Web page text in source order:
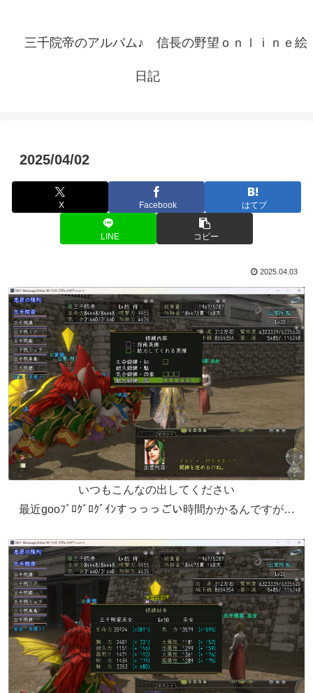
三千院帝のアルバム♪ 信長の野望ｏｎｌｉｎｅ絵
日記
2025/04/02
X Facebook はてブ
LINE コピー
2025.04.03
いつもこんなの出してください
最近gooﾌﾞﾛｸﾞﾛｸﾞｲﾝすっっっごい時間かかるんですが…